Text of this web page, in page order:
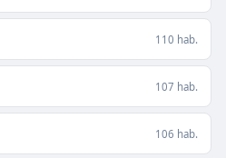
110 hab.
107 hab.
106 hab.